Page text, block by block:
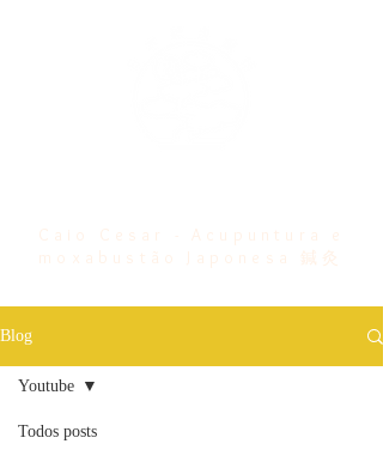
Caio Cesar - Acupuntura e
moxabustão Japonesa 鍼灸
Blog
Todos posts
Youtube